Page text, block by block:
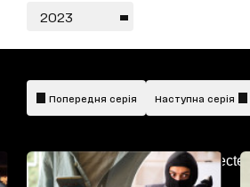
2023
AdBlockDetected!
Попередня серія Наступна серія